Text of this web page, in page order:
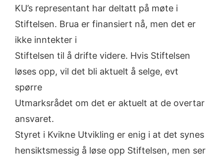
KU’s representant har deltatt på møte i
Stiftelsen. Brua er finansiert nå, men det er
ikke inntekter i
Stiftelsen til å drifte videre. Hvis Stiftelsen
løses opp, vil det bli aktuelt å selge, evt
spørre
Utmarksrådet om det er aktuelt at de overtar
ansvaret.
Styret i Kvikne Utvikling er enig i at det synes
hensiktsmessig å løse opp Stiftelsen, men ser